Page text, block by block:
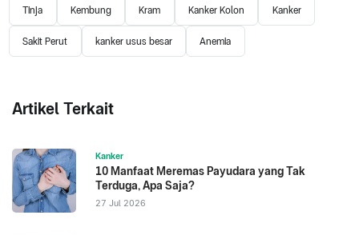
Tinja Kembung Kram Kanker Kolon Kanker
Sakit Perut kanker usus besar Anemia
Artikel Terkait
Kanker
10 Manfaat Meremas Payudara yang Tak
Terduga, Apa Saja?
27 Jul 2026